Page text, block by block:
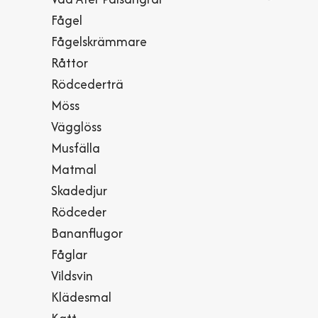
Fågel
Fågelskrämmare
Råttor
Rödcederträ
Möss
Vägglöss
Musfälla
Matmal
Skadedjur
Rödceder
Bananflugor
Fåglar
Vildsvin
Klädesmal